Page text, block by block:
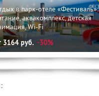
в парк-отеле «Фестиваль»:
аквакомплекс, детская
Wi-Fi
3164руб. -30%